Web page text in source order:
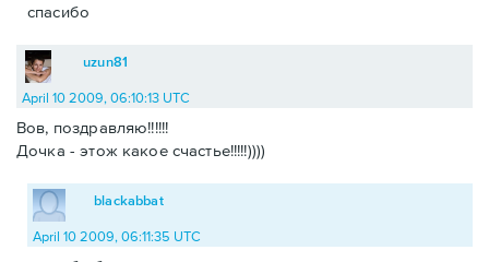
спасибо
uzun81
April 10 2009, 06:10:13 UTC
Вов, поздравляю!!!!!!
Дочка - этож какое счастье!!!!!))))
blackabbat
April 10 2009, 06:11:35 UTC